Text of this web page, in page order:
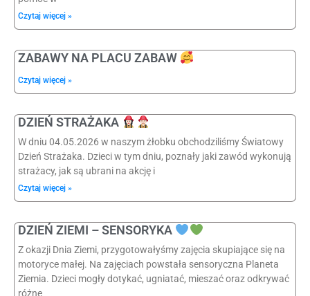
Czytaj więcej »
ZABAWY NA PLACU ZABAW
Czytaj więcej »
DZIEŃ STRAŻAKA
W dniu 04.05.2026 w naszym żłobku obchodziliśmy Światowy
Dzień Strażaka. Dzieci w tym dniu, poznały jaki zawód wykonują
strażacy, jak są ubrani na akcję i
Czytaj więcej »
DZIEŃ ZIEMI – SENSORYKA
Z okazji Dnia Ziemi, przygotowałyśmy zajęcia skupiające się na
motoryce małej. Na zajęciach powstała sensoryczna Planeta
Ziemia. Dzieci mogły dotykać, ugniatać, mieszać oraz odkrywać
różne